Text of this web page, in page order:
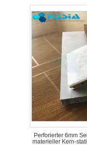
Perforierter 6mm
materieller Kern-